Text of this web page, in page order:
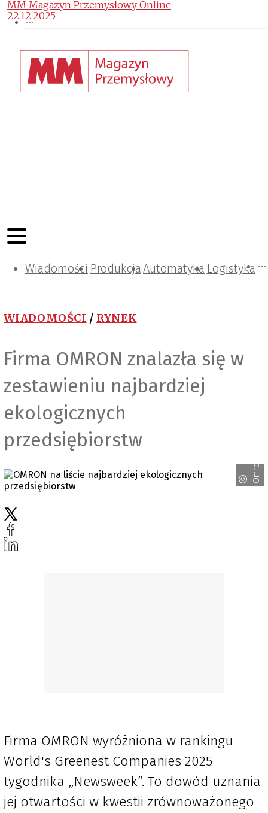
Wiadomości ProdukcjaAutomatyka Logistyka
Projektowanie i konstrukcje
Zarządzanie i IT
Tematy specjalne
WIADOMOŚCI / RYNEK
Firma OMRON znalazła się w
zestawieniu najbardziej
ekologicznych
przedsiębiorstw
Omron
MM Magazyn Przemysłowy Online
22.12.2025
Firma OMRON wyróżniona w rankingu
World's Greenest Companies 2025
tygodnika „Newsweek”. To dowód uznania
jej otwartości w kwestii zrównoważonego